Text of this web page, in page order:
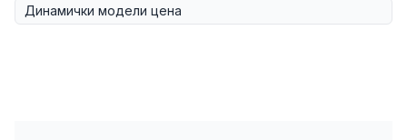
Динамички модели цена